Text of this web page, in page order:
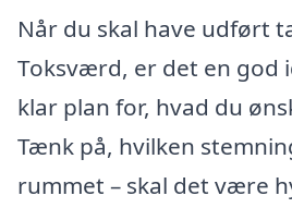
Når du skal have udført
Toksværd, er det en god
klar plan for, hvad du
Tænk på, hvilken
rummet – skal det være